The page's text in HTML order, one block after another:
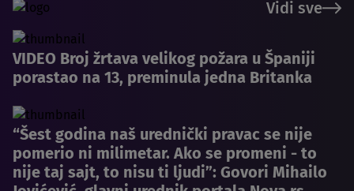
Vidi sve
VIDEO Broj žrtava velikog požara u Španiji
porastao na 13, preminula jedna Britanka
“Šest godina naš urednički pravac se nije
pomerio ni milimetar. Ako se promeni - to
nije taj sajt, to nisu ti ljudi”: Govori Mihailo